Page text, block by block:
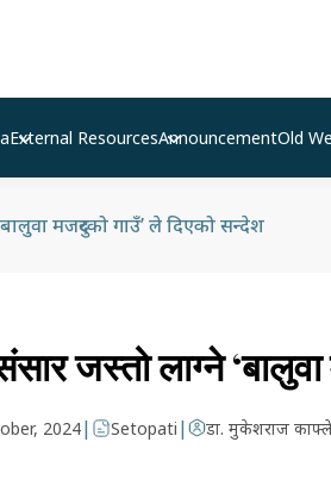
External ResourcesAnnouncementOld
मजदुरको गाउँ’ ले दिएको सन्देश
जस्तो लाग्ने
2024| Setopati | डा. मुकेशराज